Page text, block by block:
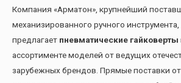
Компания «Арматон», крупнейший
механизированного ручного инструмента,
предлагает пневматические гайковерты
ассортименте моделей от ведущих
зарубежных брендов. Прямые поставки